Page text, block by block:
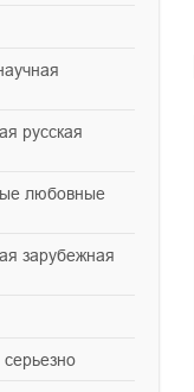
серьезно